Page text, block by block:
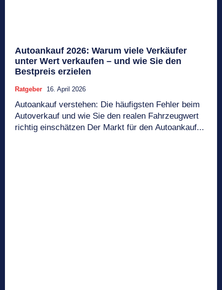
Autoankauf 2026: Warum viele Verkäufer
unter Wert verkaufen – und wie Sie den
Bestpreis erzielen
Ratgeber 16. April 2026
Autoankauf verstehen: Die häufigsten Fehler beim
Autoverkauf und wie Sie den realen Fahrzeugwert
richtig einschätzen Der Markt für den Autoankauf...